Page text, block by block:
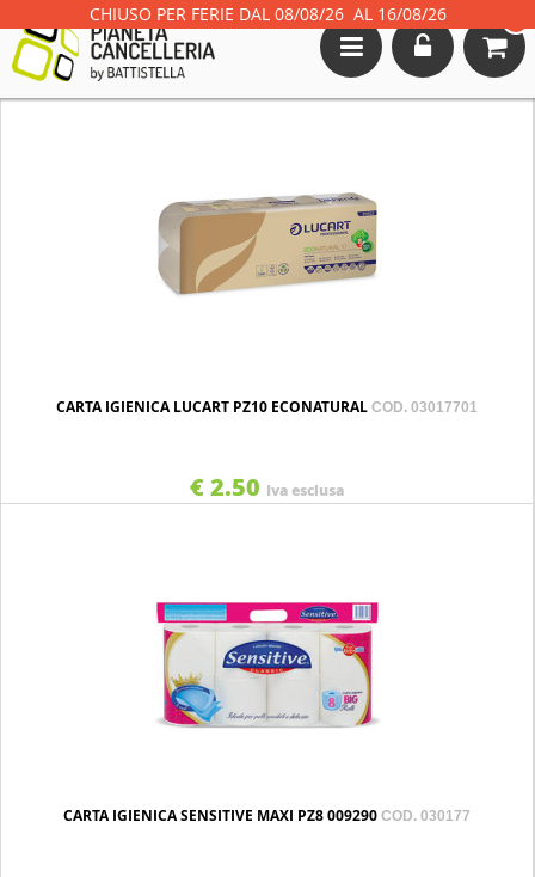
CHIUSO PER FERIE DAL 08/08/26 AL 16/08/26
Toggle
navigation
CARTA IGIENICA LUCART PZ10 ECONATURAL COD. 03017701
€ 2.50 Iva esclusa
CARTA IGIENICA SENSITIVE MAXI PZ8 009290 COD. 030177